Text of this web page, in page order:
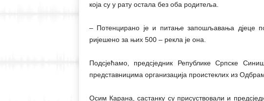
која су у рату остала без оба родитеља.
– Потенцирано је и питање запошљавања дјеце
ријешено за њих 500 – рекла је она.
Подсјећамо, предсједник Републике Српске
представницима организација проистеклих из
Осим Карана, састанку су присуствовали и